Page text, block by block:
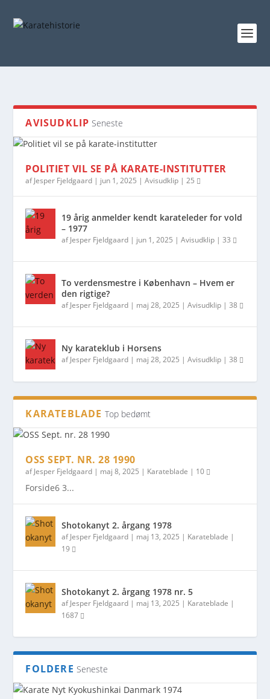
KAMPSPORT NR. 2 ÅRGANG 1984
KAMPSPORT NR. 2 ÅRGANG 1984
POLITIET VIL SE PÅ KARATE-INSTITUTTER
19 ÅRIG ANMELDER KENDT KARATELEDER
TO VERDENSMESTRE I KØBENHAVN – HVEM
NY KARATEKLUB I HORSENS
AVISUDKLIP Seneste
POLITIET VIL SE PÅ KARATE-INSTITUTTER
afJesper Fjeldgaard | jun 1, 2025 |Avisudklip |25
19 årig anmelder kendt karateleder for vold
– 1977
afJesper Fjeldgaard | jun 1, 2025 |Avisudklip |33
To verdensmestre i København – Hvem er
den rigtige?
afJesper Fjeldgaard | maj 28, 2025 |Avisudklip |38
Ny karateklub i Horsens
afJesper Fjeldgaard | maj 28, 2025 |Avisudklip |38
KARATEBLADE Top bedømt
OSS SEPT. NR. 28 1990
afJesper Fjeldgaard | maj 8, 2025 | Karateblade | 10
Forside6 3...
Shotokanyt 2. årgang 1978
afJesper Fjeldgaard | maj 13, 2025 | Karateblade |
19
Shotokanyt 2. årgang 1978 nr. 5
afJesper Fjeldgaard | maj 13, 2025 | Karateblade |
1687
FOLDERE Seneste